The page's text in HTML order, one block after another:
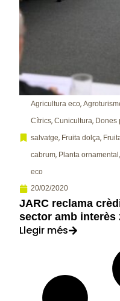
Agricultura eco,
Cítrics,Cunicultura, Dones
salvatge, Fruita dolça,
cabrum, Planta ornamental,
eco
20/02/2020
JARC reclama
sector amb interès
Llegir més